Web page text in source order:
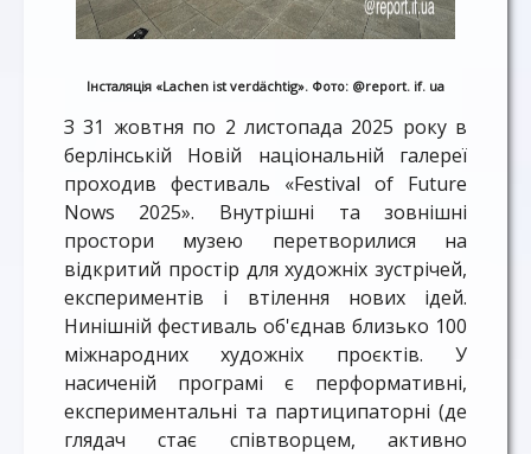
Інсталяція «Lachen ist verdächtig». Фото: @report. if. ua
З 31 жовтня по 2 листопада 2025 року в
берлінській Новій національній галереї
проходив фестиваль «Festival of Future
Nows 2025». Внутрішні та зовнішні
простори музею перетворилися на
відкритий простір для художніх зустрічей,
експериментів і втілення нових ідей.
Нинішній фестиваль об'єднав близько 100
міжнародних художніх проєктів. У
насиченій програмі є перформативні,
експериментальні та партиципаторні (де
глядач стає співтворцем, активно